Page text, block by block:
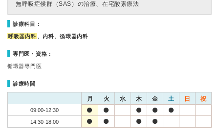
無呼吸症候群（SAS）の治療、在宅酸素療法
診療科目：
呼吸器内科 、内科、循環器内科
専門医・資格：
循環器専門医
診療時間
月 火 水 木 金 土 日 祝
09:00-12:30
14:30-18:00